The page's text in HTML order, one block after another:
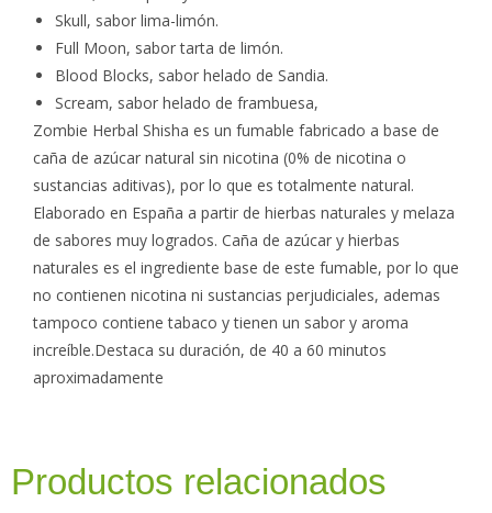
Skull, sabor lima-limón.
Full Moon, sabor tarta de limón.
Blood Blocks, sabor helado de Sandia.
Scream, sabor helado de frambuesa,
Zombie Herbal Shisha es un fumable fabricado a base de
caña de azúcar natural sin nicotina (0% de nicotina o
sustancias aditivas), por lo que es totalmente natural.
Elaborado en España a partir de hierbas naturales y melaza
de sabores muy logrados. Caña de azúcar y hierbas
naturales es el ingrediente base de este fumable, por lo que
no contienen nicotina ni sustancias perjudiciales, ademas
tampoco contiene tabaco y tienen un sabor y aroma
increíble.Destaca su duración, de 40 a 60 minutos
aproximadamente
Productos relacionados